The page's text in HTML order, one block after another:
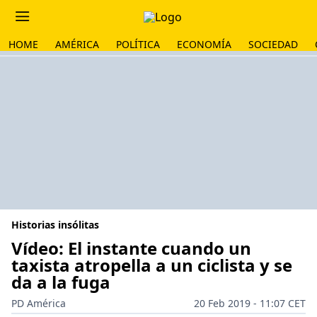
HOME AMÉRICA POLÍTICA ECONOMÍA SOCIEDAD
Historias insólitas
Vídeo: El instante cuando un
taxista atropella a un ciclista y se
da a la fuga
PD América
20 Feb 2019 - 11:07 CET